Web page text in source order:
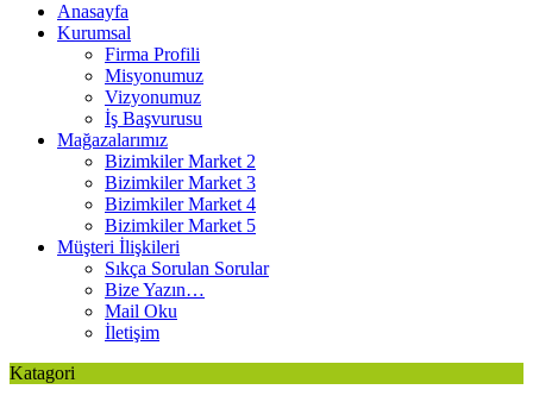
Anasayfa
Kurumsal
Firma Profili
Misyonumuz
Vizyonumuz
İş Başvurusu
Mağazalarımız
Bizimkiler Market 2
Bizimkiler Market 3
Bizimkiler Market 4
Bizimkiler Market 5
Müşteri İlişkileri
Sıkça Sorulan Sorular
Bize Yazın…
Mail Oku
İletişim
Katagori